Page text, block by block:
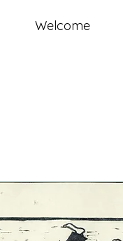
Welcome